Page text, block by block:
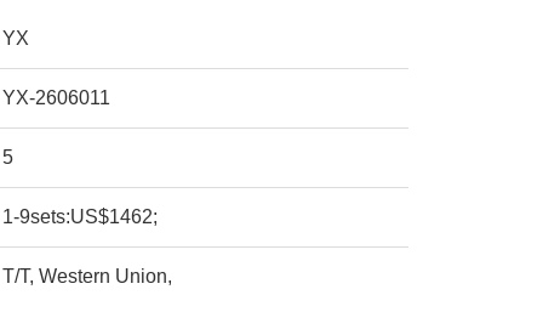
YX
YX-2606011
5
1-9sets:US$1462;
T/T, Western Union,